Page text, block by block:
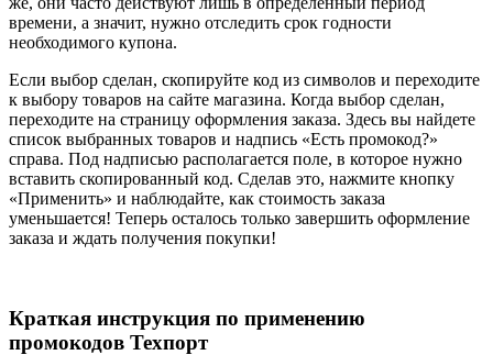
времени, а значит, нужно отследить срок годности
необходимого купона.
Если выбор сделан, скопируйте код из символов и переходите
к выбору товаров на сайте магазина. Когда выбор сделан,
переходите на страницу оформления заказа. Здесь вы найдете
список выбранных товаров и надпись «Есть промокод?»
справа. Под надписью располагается поле, в которое нужно
вставить скопированный код. Сделав это, нажмите кнопку
«Применить» и наблюдайте, как стоимость заказа
уменьшается! Теперь осталось только завершить оформление
заказа и ждать получения покупки!
Краткая инструкция по применению
промокодов Техпорт